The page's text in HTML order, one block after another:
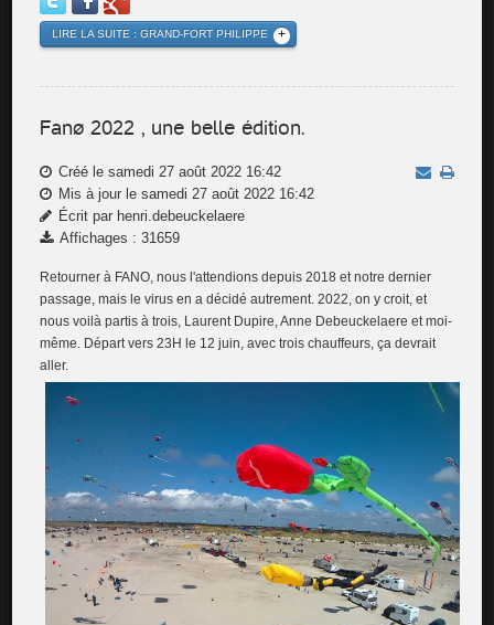
LIRE LA SUITE : GRAND-FORT PHILIPPE
Fanø 2022 , une belle édition.
Créé le samedi 27 août 2022 16:42
Mis à jour le samedi 27 août 2022 16:42
Écrit par henri.debeuckelaere
Affichages : 31659
Retourner à FANO, nous l'attendions depuis 2018 et notre dernier
passage, mais le virus en a décidé autrement. 2022, on y croit, et
nous voilà partis à trois, Laurent Dupire, Anne Debeuckelaere et moi-
même. Départ vers 23H le 12 juin, avec trois chauffeurs, ça devrait
aller.